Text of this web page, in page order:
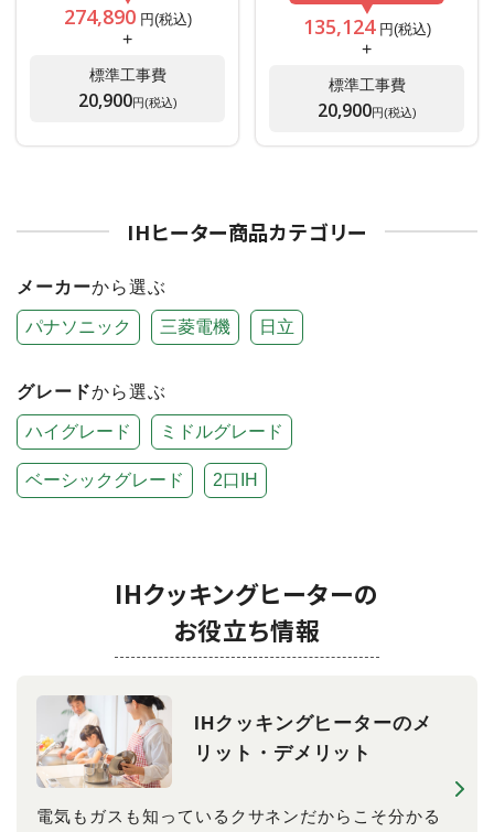
274,890円(税込)
+
標準工事費
20,900円(税込)
135,124円(税込)
+
標準工事費
20,900円(税込)
IHヒーター商品カテゴリー
メーカーから選ぶ
パナソニック 三菱電機 日立
グレードから選ぶ
ハイグレード ミドルグレード
ベーシックグレード 2口IH
IHクッキングヒーターの
お役立ち情報
IHクッキングヒーターのメ
リット・デメリット
電気もガスも知っているクサネンだからこそ分かる